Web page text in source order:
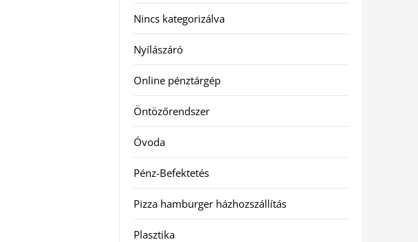
Nincs kategorizálva
Nyílászáró
Online pénztárgép
Öntözőrendszer
Óvoda
Pénz-Befektetés
Pizza hamburger házhozszállítás
Plasztika